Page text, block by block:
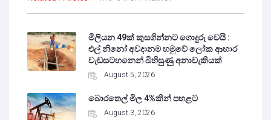
මිලියන 49ක් කුසගින්නට ගොදුරු වෙයි :
එල් නිනෝ අවදානම හමුවේ ලෝක ආහාර
වැඩසටහනෙන් බිහිසුණු අනාවැකියක්
August 5, 2026
බොරතෙල් මිල 4%කින් පහළට
August 3, 2026